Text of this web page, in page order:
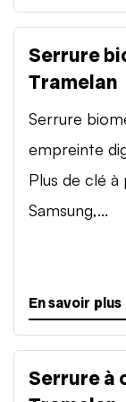
Serrure
Tramelan
Serrure
empreinte
Plus de clé à
Samsung,...
En savoir
Serrure à